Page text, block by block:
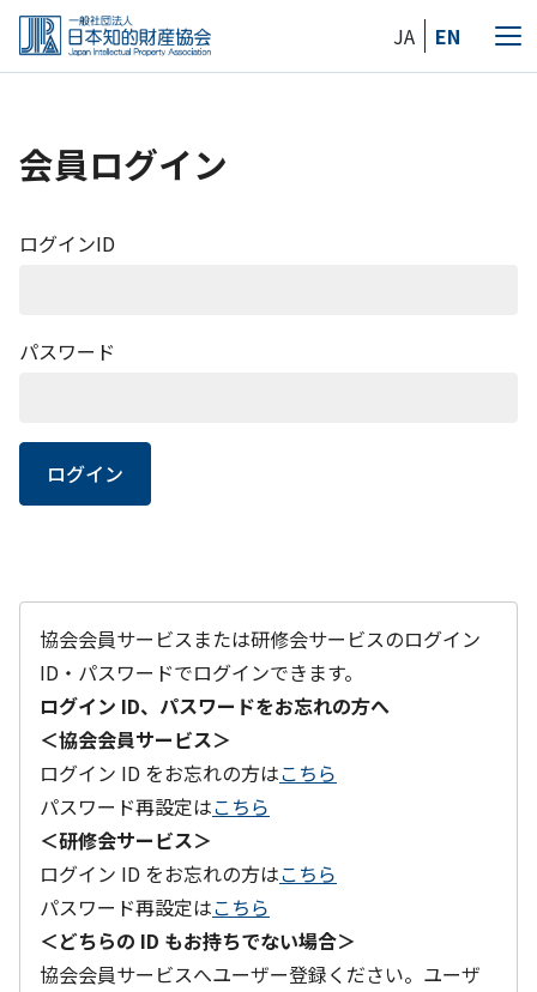
Skip
the
JA EN
メ
会員ログイン
ログインID
パスワード
ログイン
協会会員サービスまたは研修会サービスのログイン
ID・パスワードでログインできます。
ログイン ID、パスワードをお忘れの方へ
＜協会会員サービス＞
ログイン ID をお忘れの方はこちら
パスワード再設定はこちら
＜研修会サービス＞
ログイン ID をお忘れの方はこちら
パスワード再設定はこちら
＜どちらの ID もお持ちでない場合＞
協会会員サービスへユーザー登録ください。ユーザ